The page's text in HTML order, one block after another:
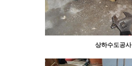
상하수도공사